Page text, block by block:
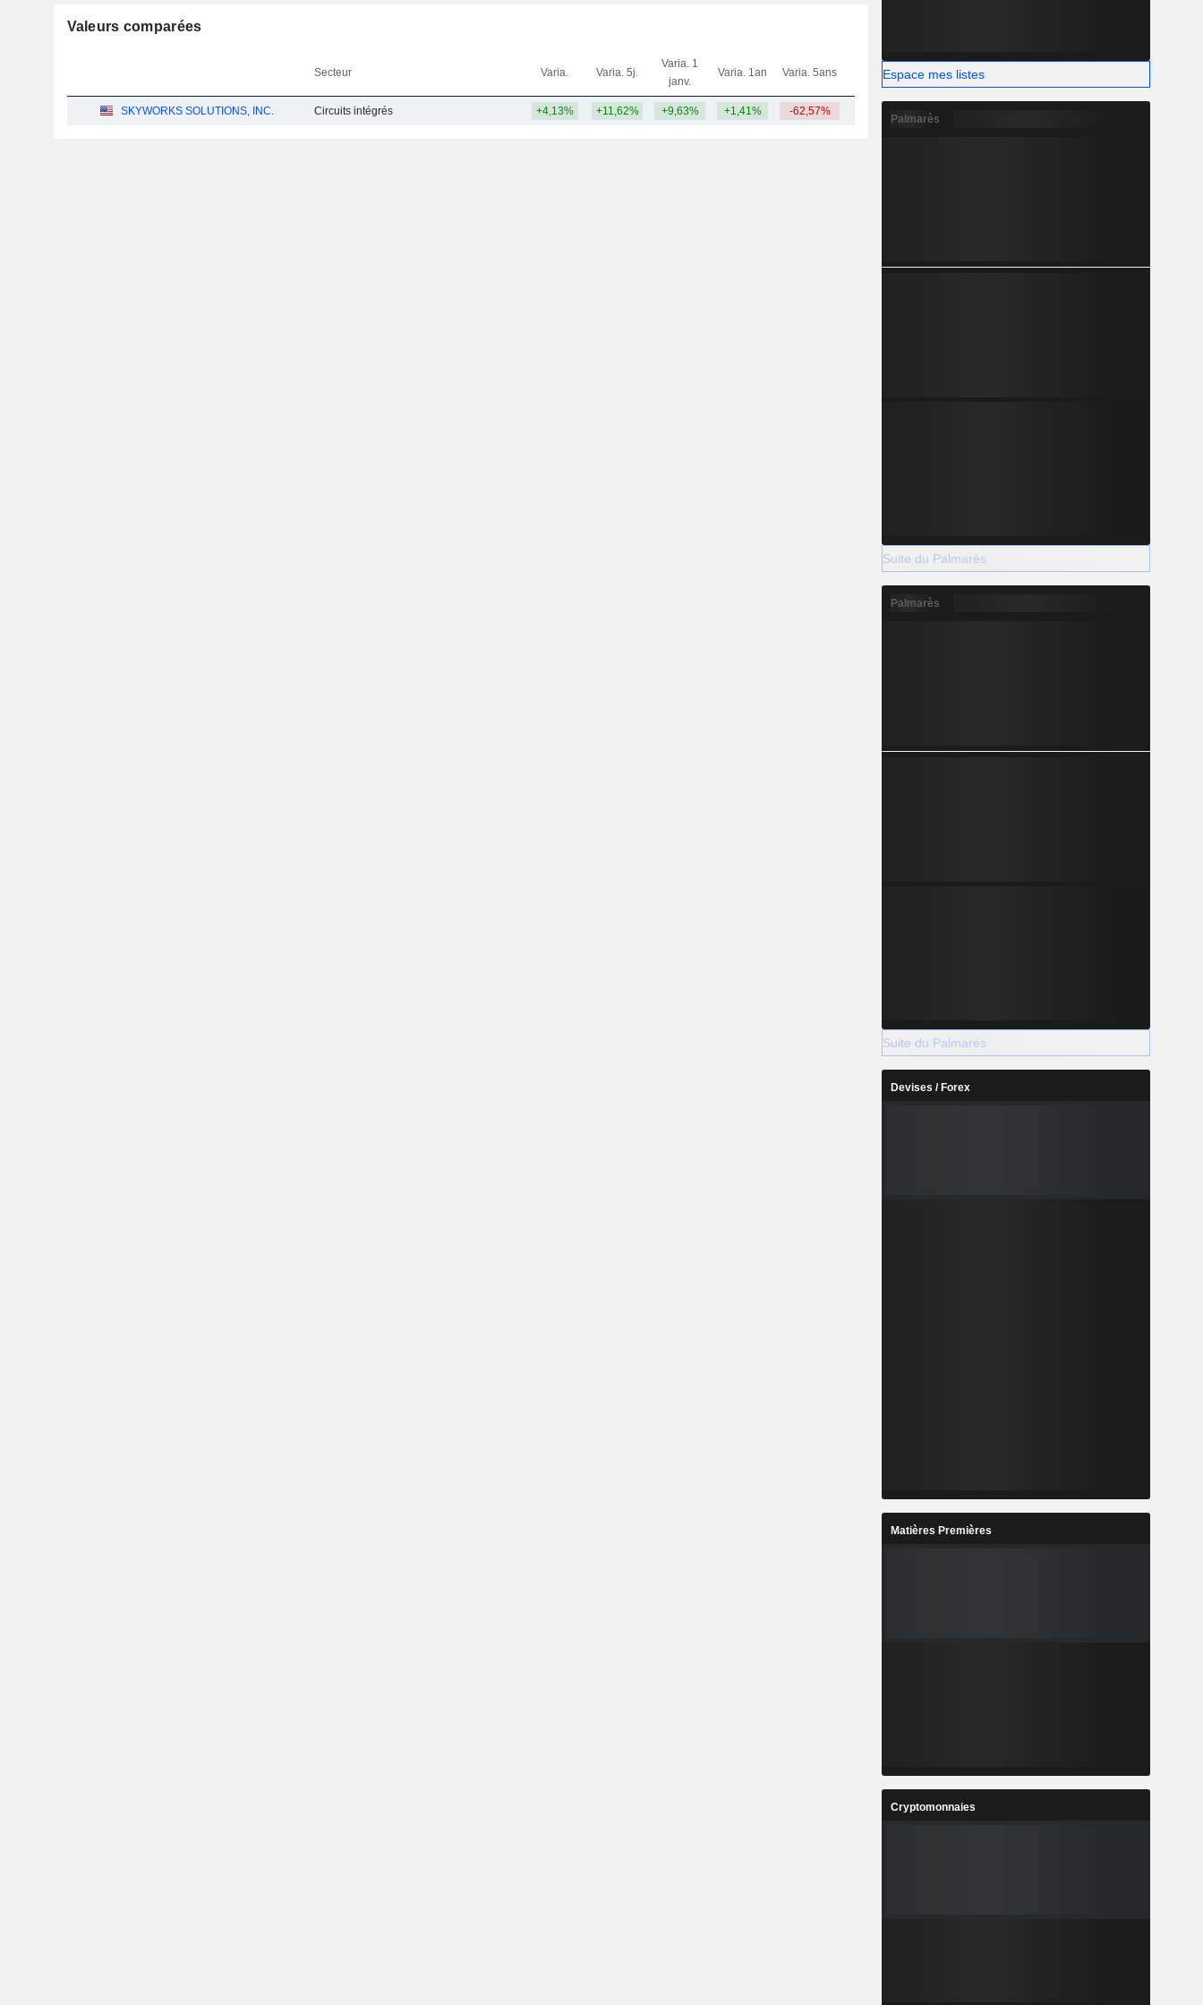
Valeurs comparées
Secteur Varia. Varia. 5j.
Varia. 1
janv.
Varia. 1an Varia. 5ans Capi. CT MT LT
SKYWORKS SOLUTIONS, INC. Circuits intégrés +4,13% +11,62% +9,63% +1,41% -62,57%
Espace mes listes
Palmarès
Suite du Palmarès
Palmarès
Suite du Palmarès
Devises / Forex
Matières Premières
Cryptomonnaies